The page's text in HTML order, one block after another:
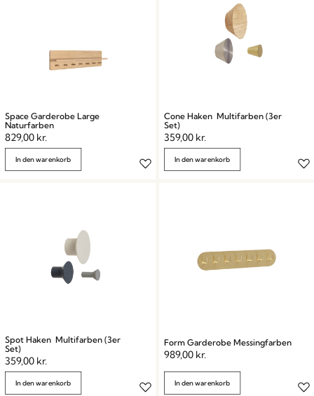
Space Garderobe Large
Naturfarben
829,00 kr.
In den warenkorb
Cone Haken Multifarben (3er
Set)
359,00 kr.
In den warenkorb
Spot Haken Multifarben (3er
Set)
359,00 kr.
In den warenkorb
Form Garderobe Messingfarben
989,00 kr.
In den warenkorb